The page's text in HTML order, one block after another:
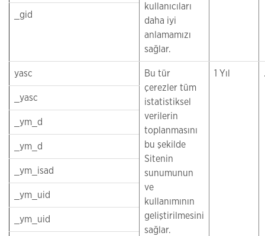
kullanıcıları
daha iyi
anlamamızı
sağlar.
_gid
yasc
Bu tür
çerezler tüm
istatistiksel
verilerin
toplanmasını
bu şekilde
Sitenin
sunumunun
ve
kullanımının
geliştirilmesini
sağlar.
1 Yıl
_yasc
_ym_d
_ym_d
_ym_isad
_ym_uid
_ym_uid